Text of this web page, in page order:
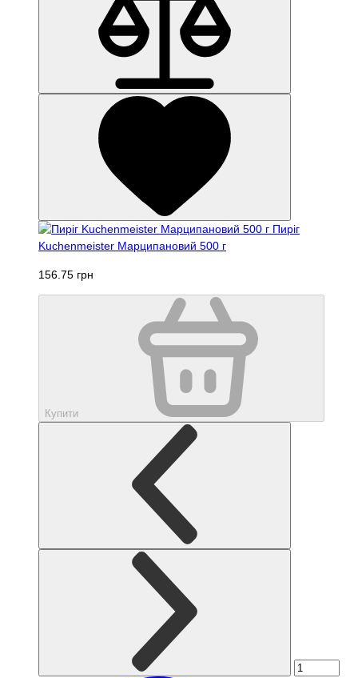
Пиріг
Kuchenmeister Марципановий 500 г
156.75 грн
Купити